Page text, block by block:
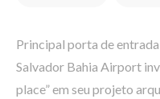
Principal porta de
Salvador Bahia Airport
place” em seu projeto